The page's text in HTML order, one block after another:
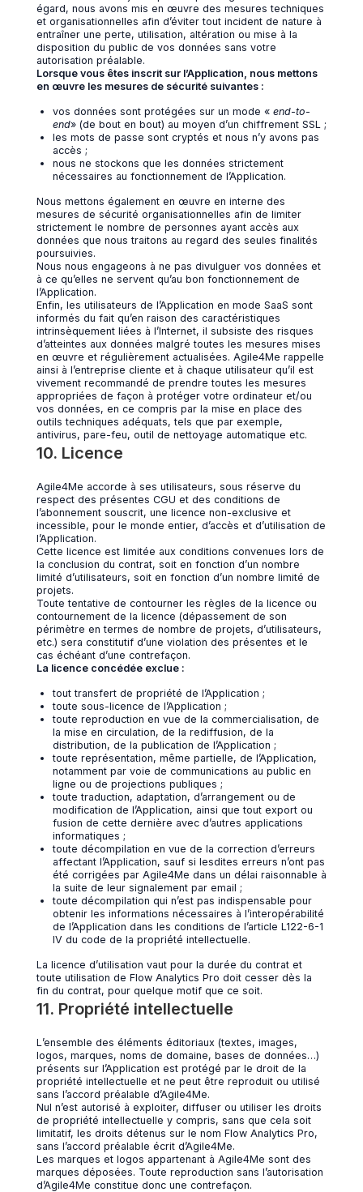
égard, nous avons mis en œuvre des mesures techniques
et organisationnelles afin d’éviter tout incident de nature à
entraîner une perte, utilisation, altération ou mise à la
disposition du public de vos données sans votre
autorisation préalable.
Lorsque vous êtes inscrit sur l’Application, nous mettons
en œuvre les mesures de sécurité suivantes :
vos données sont protégées sur un mode « end-to-
end» (de bout en bout) au moyen d’un chiffrement SSL ;
les mots de passe sont cryptés et nous n’y avons pas
accès ;
nous ne stockons que les données strictement
nécessaires au fonctionnement de l’Application.
Nous mettons également en œuvre en interne des
mesures de sécurité organisationnelles afin de limiter
strictement le nombre de personnes ayant accès aux
données que nous traitons au regard des seules finalités
poursuivies.
Nous nous engageons à ne pas divulguer vos données et
à ce qu’elles ne servent qu’au bon fonctionnement de
l’Application.
Enfin, les utilisateurs de l’Application en mode SaaS sont
informés du fait qu’en raison des caractéristiques
intrinsèquement liées à l’Internet, il subsiste des risques
d’atteintes aux données malgré toutes les mesures mises
en œuvre et régulièrement actualisées. Agile4Me rappelle
ainsi à l’entreprise cliente et à chaque utilisateur qu’il est
vivement recommandé de prendre toutes les mesures
appropriées de façon à protéger votre ordinateur et/ou
vos données, en ce compris par la mise en place des
outils techniques adéquats, tels que par exemple,
antivirus, pare-feu, outil de nettoyage automatique etc.
10. Licence
Agile4Me accorde à ses utilisateurs, sous réserve du
respect des présentes CGU et des conditions de
l’abonnement souscrit, une licence non-exclusive et
incessible, pour le monde entier, d’accès et d’utilisation de
l’Application.
Cette licence est limitée aux conditions convenues lors de
la conclusion du contrat, soit en fonction d’un nombre
limité d’utilisateurs, soit en fonction d’un nombre limité de
projets.
Toute tentative de contourner les règles de la licence ou
contournement de la licence (dépassement de son
périmètre en termes de nombre de projets, d’utilisateurs,
etc.) sera constitutif d’une violation des présentes et le
cas échéant d’une contrefaçon.
La licence concédée exclue :
tout transfert de propriété de l’Application ;
toute sous-licence de l’Application ;
toute reproduction en vue de la commercialisation, de
la mise en circulation, de la rediffusion, de la
distribution, de la publication de l’Application ;
toute représentation, même partielle, de l’Application,
notamment par voie de communications au public en
ligne ou de projections publiques ;
toute traduction, adaptation, d’arrangement ou de
modification de l’Application, ainsi que tout export ou
fusion de cette dernière avec d’autres applications
informatiques ;
toute décompilation en vue de la correction d’erreurs
affectant l’Application, sauf si lesdites erreurs n’ont pas
été corrigées par Agile4Me dans un délai raisonnable à
la suite de leur signalement par email ;
toute décompilation qui n’est pas indispensable pour
obtenir les informations nécessaires à l’interopérabilité
de l’Application dans les conditions de l’article L122-6-1
IV du code de la propriété intellectuelle.
La licence d’utilisation vaut pour la durée du contrat et
toute utilisation de Flow Analytics Pro doit cesser dès la
fin du contrat, pour quelque motif que ce soit.
11. Propriété intellectuelle
L’ensemble des éléments éditoriaux (textes, images,
logos, marques, noms de domaine, bases de données…)
présents sur l’Application est protégé par le droit de la
propriété intellectuelle et ne peut être reproduit ou utilisé
sans l’accord préalable d’Agile4Me.
Nul n’est autorisé à exploiter, diffuser ou utiliser les droits
de propriété intellectuelle y compris, sans que cela soit
limitatif, les droits détenus sur le nom Flow Analytics Pro,
sans l’accord préalable écrit d’Agile4Me.
Les marques et logos appartenant à Agile4Me sont des
marques déposées. Toute reproduction sans l’autorisation
d’Agile4Me constitue donc une contrefaçon.